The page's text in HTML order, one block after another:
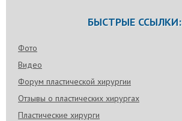
БЫСТРЫЕ ССЫЛКИ:
Фото
Видео
Форум пластической хирургии
Отзывы о пластических хирургах
Пластические хирурги